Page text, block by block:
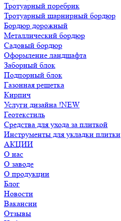
Тротуарный поребрик
Тротуарный шарнирный бордюр
Бордюр дорожный
Металлический бордюр
Садовый бордюр
Оформление ландшафта
Заборный блок
Подпорный блок
Газонная решетка
Кирпич
Услуги дизайна !NEW
Геотекстиль
Средства для ухода за плиткой
Инструменты для укладки плитки
АКЦИИ
О нас
О заводе
О продукции
Блог
Новости
Вакансии
Отзывы